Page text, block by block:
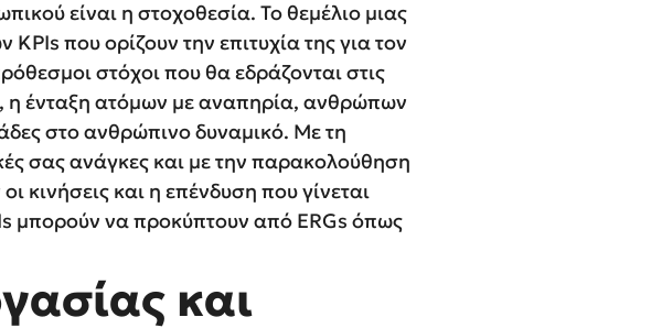
είναι η στοχοθεσία. Το θεμέλιο μιας
που ορίζουν την επιτυχία της για τον
στόχοι που θα εδράζονται στις
η ένταξη ατόμων με αναπηρία, ανθρώπων
στο ανθρώπινο δυναμικό. Με τη
σας ανάγκες και με την παρακολούθηση
κινήσεις και η επένδυση που γίνεται
μπορούν να προκύπτουν από ERGs όπως
και